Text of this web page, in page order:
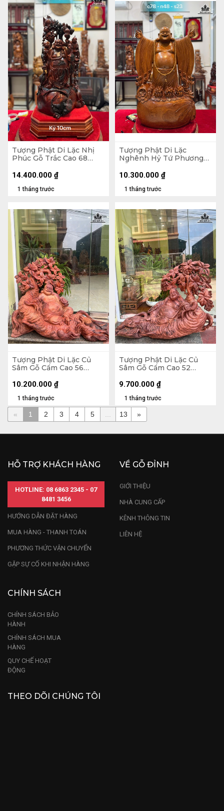
Tượng Phật Di Lặc Nhị
Phúc Gỗ Trắc Cao 68
1 tháng trước
14.400.000 ₫
Tượng Phật Di Lặc
Nghênh Hỷ Tứ Phương
Gỗ Ngọc Am Cao 78
Ngang 46 Sâu 23 (cm)
1 tháng trước
10.300.000 ₫
Tượng Phật Di Lặc Củ
Sâm Gỗ Cẩm Cao 56
1 tháng trước
10.200.000 ₫
Tượng Phật Di Lặc Củ
Sâm Gỗ Cẩm Cao 52
1 tháng trước
9.700.000 ₫
« 1 2 3 4 5 ... 13 »
HỖ TRỢ KHÁCH HÀNG
HOTLINE: 08 6863 2345 - 07
8481 3456
HƯỚNG DẪN ĐẶT HÀNG
MUA HÀNG - THANH TOÁN
PHƯƠNG THỨC VẬN CHUYỂN
GẶP SỰ CỐ KHI NHẬN HÀNG
VỀ GỖ ĐỈNH
GIỚI THIỆU
NHÀ CUNG CẤP
KÊNH THÔNG TIN
LIÊN HỆ
CHÍNH SÁCH
CHÍNH SÁCH BẢO
HÀNH
CHÍNH SÁCH MUA
HÀNG
QUY CHẾ HOẠT
ĐỘNG
THEO DÕI CHÚNG TÔI